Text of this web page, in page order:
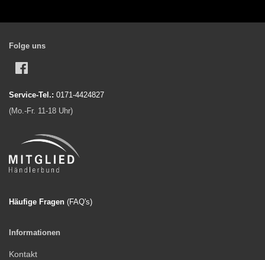
Folge uns
Service-Tel.: 0171-4424827
(Mo.-Fr. 11-18 Uhr)
Häufige Fragen (FAQ's)
Informationen
Kontakt